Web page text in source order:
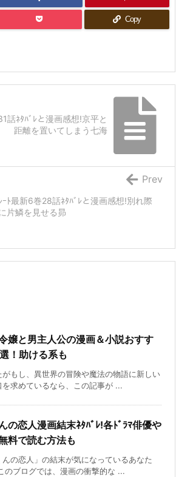
Copy
話ﾈﾀﾊﾞﾚと漫画感想!京平と
距離を置いてしまう七海
ｰﾄ最新6巻28話ﾈﾀﾊﾞﾚと漫画感想!別れ際
片鱗を見せる昴
Prev
嬢と男主人公の漫画＆小説おすす
！助ける系も
がもし、異世界の冒険や魔法の物語に新しい
を求めているなら、この記事が ...
の恋人漫画結末ﾈﾀﾊﾞﾚ!各ﾄﾞﾗﾏ俳優や
料で読む方法も
んの恋人」の結末が気になっているあなた
のブログでは、漫画の衝撃的な ...